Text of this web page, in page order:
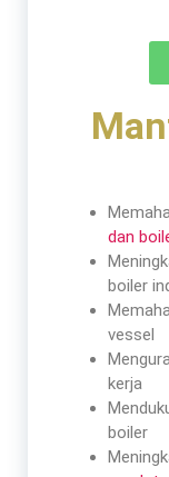
dan
boiler
vessel
kerja
boiler